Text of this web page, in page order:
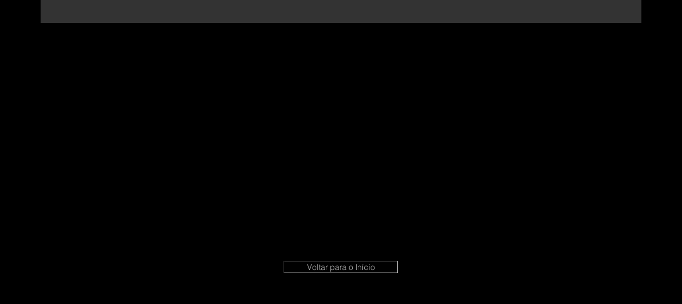
Voltar para o Início